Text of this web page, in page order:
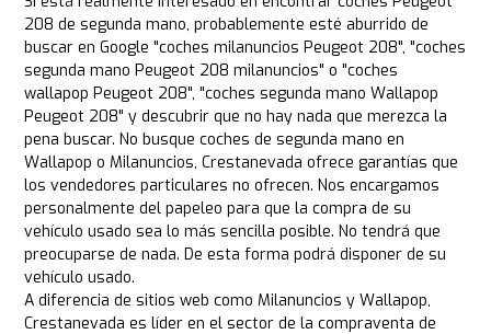
208 de segunda mano, probablemente esté aburrido de
buscar en Google "coches milanuncios Peugeot 208", "coches
segunda mano Peugeot 208 milanuncios" o "coches
wallapop Peugeot 208", "coches segunda mano Wallapop
Peugeot 208" y descubrir que no hay nada que merezca la
pena buscar. No busque coches de segunda mano en
Wallapop o Milanuncios, Crestanevada ofrece garantías que
los vendedores particulares no ofrecen. Nos encargamos
personalmente del papeleo para que la compra de su
vehículo usado sea lo más sencilla posible. No tendrá que
preocuparse de nada. De esta forma podrá disponer de su
vehículo usado.
A diferencia de sitios web como Milanuncios y Wallapop,
Crestanevada es líder en el sector de la compraventa de